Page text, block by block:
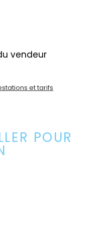
vendeur
et tarifs
POUR